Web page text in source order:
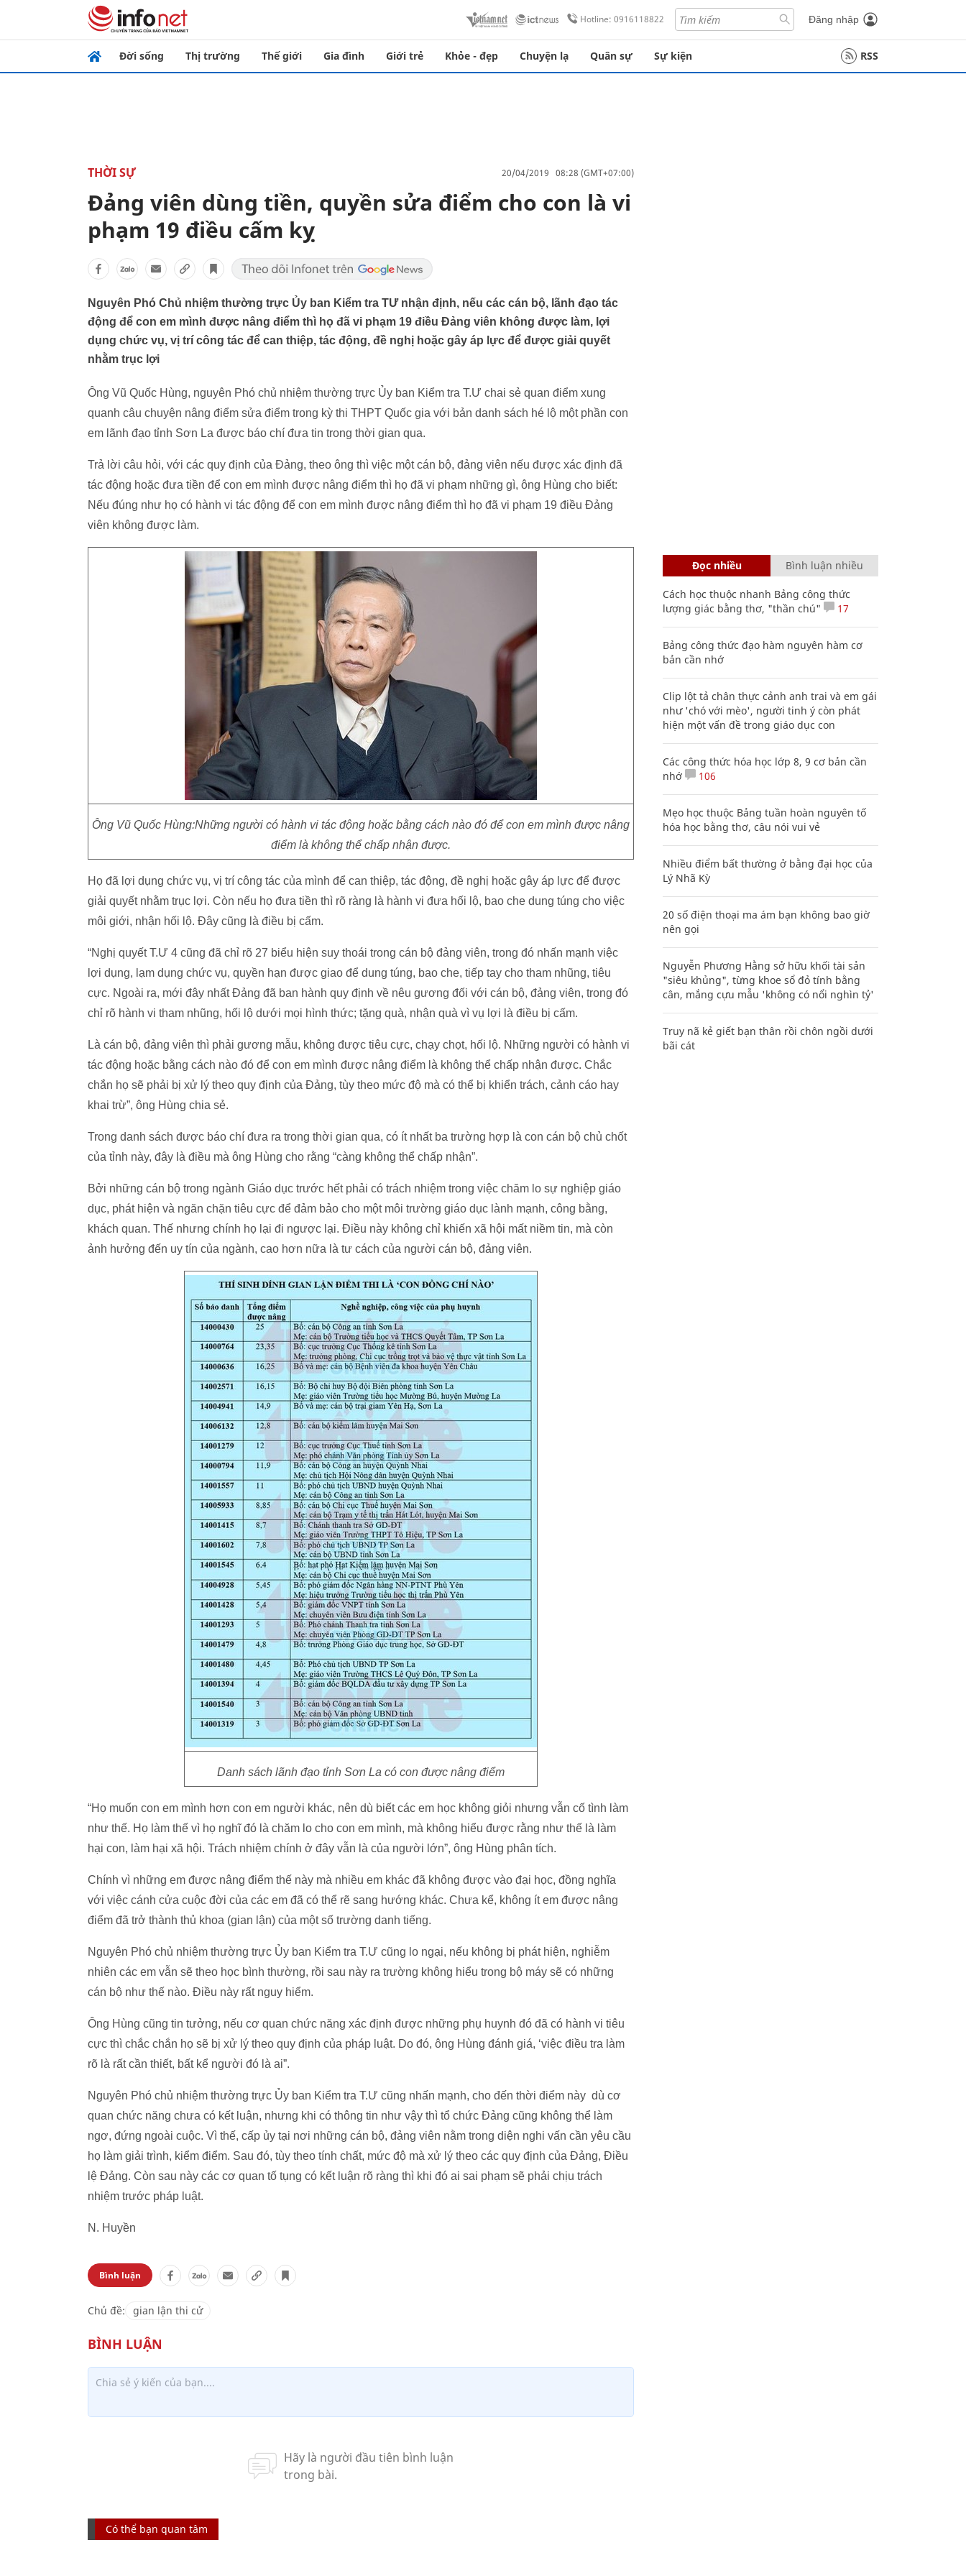
Hotline: 0916118822 Đăng nhập
Đời sống Thị trường Thế giới Gia đình Giới trẻ Khỏe - đẹp Chuyện lạ Quân sự Sự kiện RSS
THỜI SỰ 20/04/2019 08:28 (GMT+07:00)
Đảng viên dùng tiền, quyền sửa điểm cho con là vi
phạm 19 điều cấm kỵ
Nguyên Phó Chủ nhiệm thường trực Ủy ban Kiểm tra TƯ nhận định, nếu các cán bộ, lãnh đạo tác
động để con em mình được nâng điểm thì họ đã vi phạm 19 điều Đảng viên không được làm, lợi
dụng chức vụ, vị trí công tác để can thiệp, tác động, đề nghị hoặc gây áp lực để được giải quyết
nhằm trục lợi
Ông Vũ Quốc Hùng, nguyên Phó chủ nhiệm thường trực Ủy ban Kiểm tra T.Ư chai sẻ quan điểm xung
quanh câu chuyện nâng điểm sửa điểm trong kỳ thi THPT Quốc gia với bản danh sách hé lộ một phần con
em lãnh đạo tỉnh Sơn La được báo chí đưa tin trong thời gian qua.
Trả lời câu hỏi, với các quy định của Đảng, theo ông thì việc một cán bộ, đảng viên nếu được xác định đã
tác động hoặc đưa tiền để con em mình được nâng điểm thì họ đã vi phạm những gì, ông Hùng cho biết:
Nếu đúng như họ có hành vi tác động để con em mình được nâng điểm thì họ đã vi phạm 19 điều Đảng
viên không được làm.
Ông Vũ Quốc Hùng:Những người có hành vi tác động hoặc bằng cách nào đó để con em mình được nâng
điểm là không thể chấp nhận được.
Họ đã lợi dụng chức vụ, vị trí công tác của mình để can thiệp, tác động, đề nghị hoặc gây áp lực để được
giải quyết nhằm trục lợi. Còn nếu họ đưa tiền thì rõ ràng là hành vi đưa hối lộ, bao che dung túng cho việc
môi giới, nhận hối lộ. Đây cũng là điều bị cấm.
“Nghị quyết T.Ư 4 cũng đã chỉ rõ 27 biểu hiện suy thoái trong cán bộ đảng viên, trong đó nhấn mạnh việc
lợi dụng, lạm dụng chức vụ, quyền hạn được giao để dung túng, bao che, tiếp tay cho tham nhũng, tiêu
cực. Ngoài ra, mới đây nhất Đảng đã ban hành quy định về nêu gương đối với cán bộ, đảng viên, trong đó
chỉ rõ hành vi tham nhũng, hối lộ dưới mọi hình thức; tặng quà, nhận quà vì vụ lợi là điều bị cấm.
Là cán bộ, đảng viên thì phải gương mẫu, không được tiêu cực, chạy chọt, hối lộ. Những người có hành vi
tác động hoặc bằng cách nào đó để con em mình được nâng điểm là không thể chấp nhận được. Chắc
chắn họ sẽ phải bị xử lý theo quy định của Đảng, tùy theo mức độ mà có thể bị khiển trách, cảnh cáo hay
khai trừ”, ông Hùng chia sẻ.
Trong danh sách được báo chí đưa ra trong thời gian qua, có ít nhất ba trường hợp là con cán bộ chủ chốt
của tỉnh này, đây là điều mà ông Hùng cho rằng “càng không thể chấp nhận”.
Bởi những cán bộ trong ngành Giáo dục trước hết phải có trách nhiệm trong việc chăm lo sự nghiệp giáo
dục, phát hiện và ngăn chặn tiêu cực để đảm bảo cho một môi trường giáo dục lành mạnh, công bằng,
khách quan. Thế nhưng chính họ lại đi ngược lại. Điều này không chỉ khiến xã hội mất niềm tin, mà còn
ảnh hưởng đến uy tín của ngành, cao hơn nữa là tư cách của người cán bộ, đảng viên.
Danh sách lãnh đạo tỉnh Sơn La có con được nâng điểm
“Họ muốn con em mình hơn con em người khác, nên dù biết các em học không giỏi nhưng vẫn cố tình làm
như thế. Họ làm thế vì họ nghĩ đó là chăm lo cho con em mình, mà không hiểu được rằng như thế là làm
hại con, làm hại xã hội. Trách nhiệm chính ở đây vẫn là của người lớn”, ông Hùng phân tích.
Chính vì những em được nâng điểm thế này mà nhiều em khác đã không được vào đại học, đồng nghĩa
với việc cánh cửa cuộc đời của các em đã có thể rẽ sang hướng khác. Chưa kể, không ít em được nâng
điểm đã trở thành thủ khoa (gian lận) của một số trường danh tiếng.
Nguyên Phó chủ nhiệm thường trực Ủy ban Kiểm tra T.Ư cũng lo ngại, nếu không bị phát hiện, nghiễm
nhiên các em vẫn sẽ theo học bình thường, rồi sau này ra trường không hiểu trong bộ máy sẽ có những
cán bộ như thế nào. Điều này rất nguy hiểm.
Ông Hùng cũng tin tưởng, nếu cơ quan chức năng xác định được những phụ huynh đó đã có hành vi tiêu
cực thì chắc chắn họ sẽ bị xử lý theo quy định của pháp luật. Do đó, ông Hùng đánh giá, ‘việc điều tra làm
rõ là rất cần thiết, bất kể người đó là ai”.
Nguyên Phó chủ nhiệm thường trực Ủy ban Kiểm tra T.Ư cũng nhấn mạnh, cho đến thời điểm này dù cơ
quan chức năng chưa có kết luận, nhưng khi có thông tin như vậy thì tổ chức Đảng cũng không thể làm
ngơ, đứng ngoài cuộc. Vì thế, cấp ủy tại nơi những cán bộ, đảng viên nằm trong diện nghi vấn cần yêu cầu
họ làm giải trình, kiểm điểm. Sau đó, tùy theo tính chất, mức độ mà xử lý theo các quy định của Đảng, Điều
lệ Đảng. Còn sau này các cơ quan tố tụng có kết luận rõ ràng thì khi đó ai sai phạm sẽ phải chịu trách
nhiệm trước pháp luật.
N. Huyền
Bình luận
Chủ đề: gian lận thi cử
Có thể bạn quan tâm
Đọc nhiều Bình luận nhiều
Cách học thuộc nhanh Bảng công thức
lượng giác bằng thơ, "thần chú"
17
Bảng công thức đạo hàm nguyên hàm cơ
bản cần nhớ
Clip lột tả chân thực cảnh anh trai và em gái
như 'chó với mèo', người tinh ý còn phát
hiện một vấn đề trong giáo dục con
Các công thức hóa học lớp 8, 9 cơ bản cần
nhớ
106
Mẹo học thuộc Bảng tuần hoàn nguyên tố
hóa học bằng thơ, câu nói vui vẻ
Nhiều điểm bất thường ở bằng đại học của
Lý Nhã Kỳ
20 số điện thoại ma ám bạn không bao giờ
nên gọi
Nguyễn Phương Hằng sở hữu khối tài sản
"siêu khủng", từng khoe sổ đỏ tính bằng
cân, mắng cựu mẫu 'không có nổi nghìn tỷ'
Truy nã kẻ giết bạn thân rồi chôn ngồi dưới
bãi cát